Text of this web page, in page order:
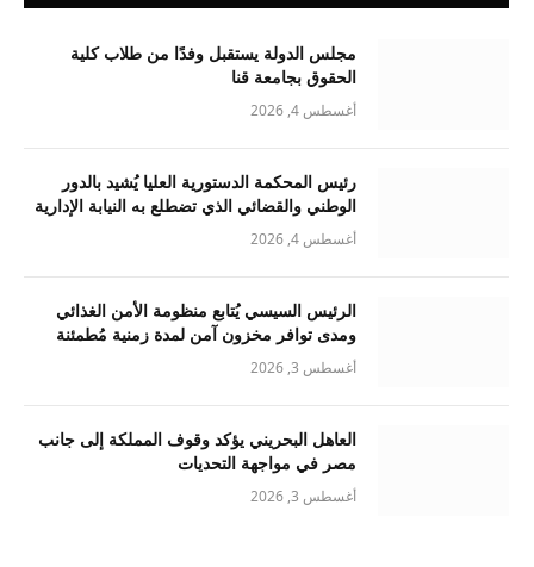
مجلس الدولة يستقبل وفدًا من طلاب كلية
الحقوق بجامعة قنا
أغسطس 4, 2026
رئيس المحكمة الدستورية العليا يُشيد بالدور
الوطني والقضائي الذي تضطلع به النيابة الإدارية
أغسطس 4, 2026
الرئيس السيسي يُتابع منظومة الأمن الغذائي
ومدى توافر مخزون آمن لمدة زمنية مُطمئنة
أغسطس 3, 2026
العاهل البحريني يؤكد وقوف المملكة إلى جانب
مصر في مواجهة التحديات
أغسطس 3, 2026